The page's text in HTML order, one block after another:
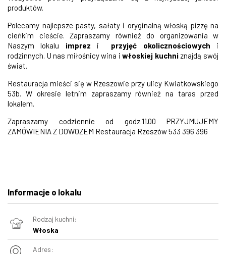
produktów.
Polecamy najlepsze pasty, sałaty i oryginalną włoską pizzę na
cieńkim cieście. Zapraszamy również do organizowania w
Naszym lokalu imprez i przyjęć okolicznościowych i
rodzinnych. U nas miłośnicy wina iwłoskiej kuchniznajdą swój
świat.
Restauracja mieści się w Rzeszowie przy ulicy Kwiatkowskiego
53b. W okresie letnim zapraszamy również na taras przed
lokalem.
Zapraszamy codziennie od godz.11.00 PRZYJMUJEMY
ZAMÓWIENIA Z DOWOZEM Restauracja Rzeszów 533 396 396
Informacje o lokalu
Rodzaj kuchni:
Włoska
Adres: